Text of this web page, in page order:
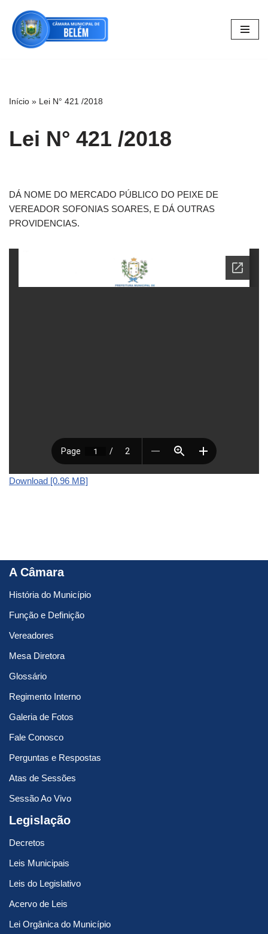
Pular
para
Início » Lei N° 421 /2018
Lei N° 421 /2018
DÁ NOME DO MERCADO PÚBLICO DO PEIXE DE
VEREADOR SOFONIAS SOARES, E DÁ OUTRAS
PROVIDENCIAS.
Download [0.96 MB]
A Câmara
História do Município
Função e Definição
Vereadores
Mesa Diretora
Glossário
Regimento Interno
Galeria de Fotos
Fale Conosco
Perguntas e Respostas
Atas de Sessões
Sessão Ao Vivo
Legislação
Decretos
Leis Municipais
Leis do Legislativo
Acervo de Leis
Lei Orgânica do Município